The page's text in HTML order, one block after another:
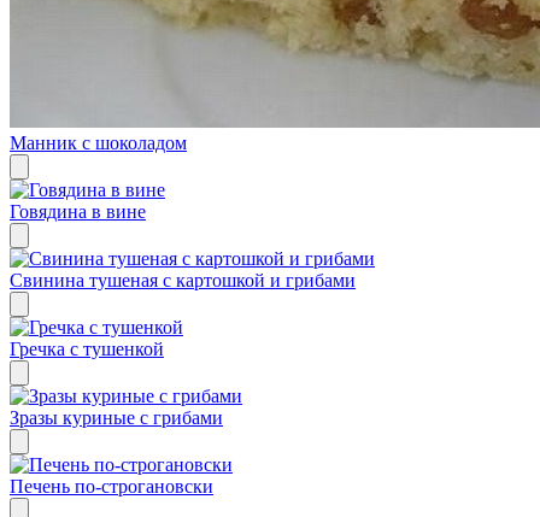
Манник с шоколадом
Говядина в вине
Свинина тушеная с картошкой и грибами
Гречка с тушенкой
Зразы куриные с грибами
Печень по-строгановски